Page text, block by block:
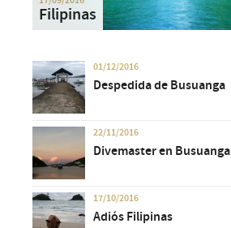
Filipinas
01/12/2016
Despedida de Busuanga
22/11/2016
Divemaster en Busuanga
17/10/2016
Adiós Filipinas